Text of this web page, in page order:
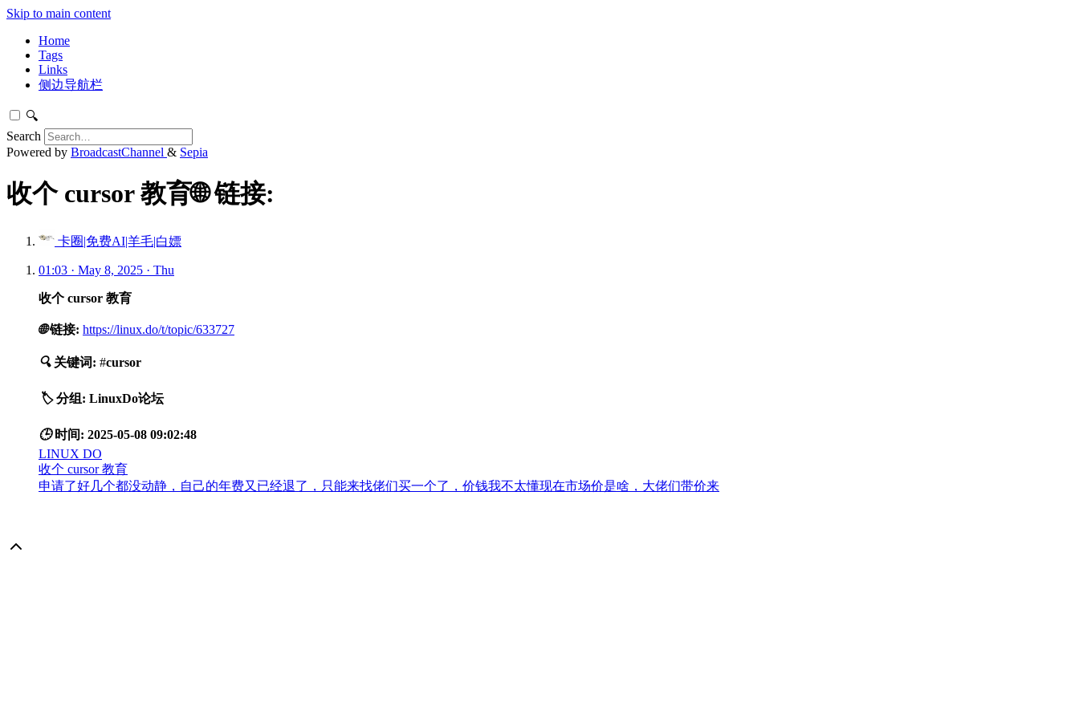
Skip to main content
Home
Tags
Links
侧边导航栏
🔍
Search
Powered by BroadcastChannel & Sepia
收个 cursor 教育🌐 链接:
卡圈|免费AI|羊毛|白嫖
01:03 · May 8, 2025 · Thu
收个 cursor 教育
🌐 链接: https://linux.do/t/topic/633727
🔍 关键词: #cursor
🏷️ 分组: LinuxDo论坛
🕒 时间: 2025-05-08 09:02:48
LINUX DO
收个 cursor 教育
申请了好几个都没动静，自己的年费又已经退了，只能来找佬们买一个了，价钱我不太懂现在市场价是啥，大佬们带价来